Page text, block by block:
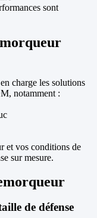
sont
charge les solutions
notamment :
et vos conditions de
sur mesure.
de défense